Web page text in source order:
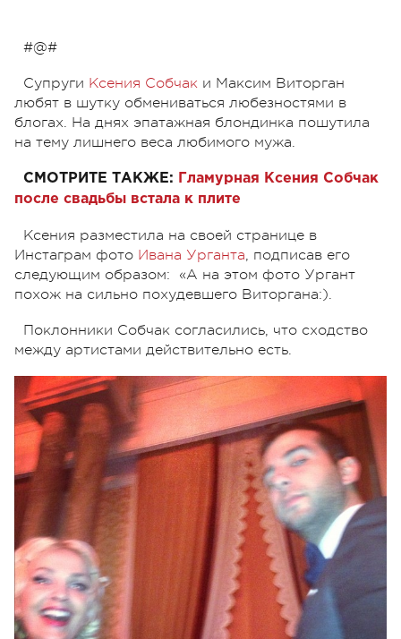
#@#
Супруги Ксения Собчак и Максим Виторган
любят в шутку обмениваться любезностями в
блогах. На днях эпатажная блондинка пошутила
на тему лишнего веса любимого мужа.
СМОТРИТЕ ТАКЖЕ:
Гламурная Ксения Собчак
после свадьбы встала к плите
Ксения разместила на своей странице в
Инстаграм фото Ивана Урганта, подписав его
следующим образом: «А на этом фото Ургант
похож на сильно похудевшего Виторгана:).
Поклонники Собчак согласились, что сходство
между артистами действительно есть.